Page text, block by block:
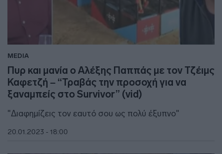
MEDIA
Πυρ και μανία ο Αλέξης Παππάς με τον Τζέιμς
Καφετζή – “Τραβάς την προσοχή για να
ξαναμπείς στο Survivor” (vid)
"Διαφημίζεις τον εαυτό σου ως πολύ έξυπνο"
20.01.2023 - 18:00